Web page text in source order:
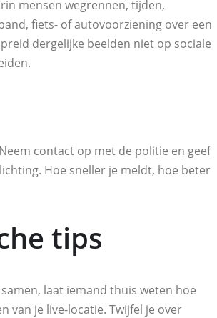
mensen wegrennen, tijden,
fiets- of autovoorziening over een
dergelijke beelden niet op sociale
contact op met de politie en geef
Hoe sneller je meldt, hoe beter
tips
laat iemand thuis weten hoe
van je live-locatie. Twijfel je over